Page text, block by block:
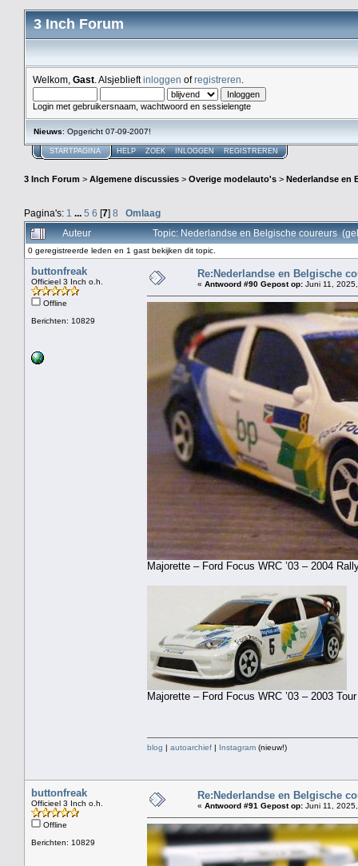
3 Inch Forum
Welkom, Gast . Alsjeblieftinloggen ofregistreren
Login met gebruikersnaam, wachtwoord en sessielengte
Nieuws: Opgericht 07-09-2007!
STARTPAGINA HELP ZOEK INLOGGEN REGISTREREN
3 Inch Forum > Algemene discussies > Overige modelauto's > Nederlandse en
Pagina's: 1 ... 5 6 [7] 8
Omlaag
Auteur
Topic: Nederlandse en Belgische coureurs
0 geregistreerde leden en 1 gast bekijken dit topic.
buttonfreak
Officieel 3 Inch o.h.
Offline
Berichten: 10829
Re:Nederlandse en Belgische
« Antwoord #90 Gepost op: Juni 11,
Majorette – Ford Focus WRC ’03 – 2004
Majorette – Ford Focus WRC ’03 – 2003
blog | autoarchief | Instagram (nieuw!)
buttonfreak
Officieel 3 Inch o.h.
Offline
Berichten: 10829
Re:Nederlandse en Belgische
« Antwoord #91 Gepost op: Juni 11,